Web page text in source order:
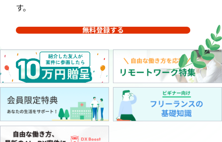
す。
無料登録する